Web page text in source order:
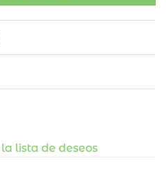
lista de deseos